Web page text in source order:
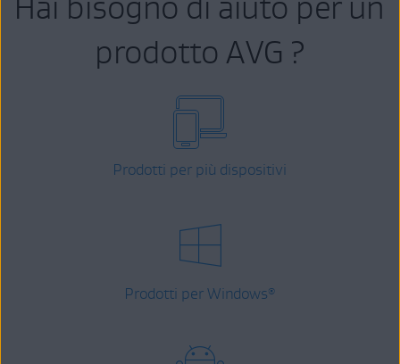
prodotto AVG ?
Prodotti per più dispositivi
Prodotti per Windows®